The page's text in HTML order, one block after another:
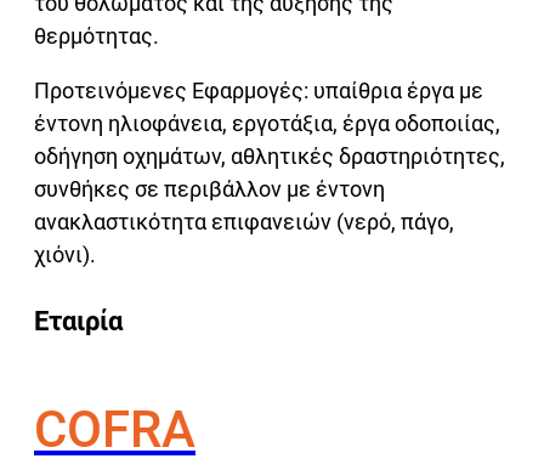
θερμότητας.
Προτεινόμενες Εφαρμογές: υπαίθρια έργα με
έντονη ηλιοφάνεια, εργοτάξια, έργα οδοποιίας,
οδήγηση οχημάτων, αθλητικές δραστηριότητες,
συνθήκες σε περιβάλλον με έντονη
ανακλαστικότητα επιφανειών (νερό, πάγο,
χιόνι).
Εταιρία
COFRA